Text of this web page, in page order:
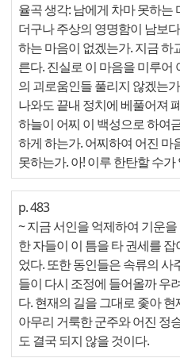
율곡 생각: 남에게 차마 못하
더구나 주상의 영명함이 남보
하는 마음이 없겠는가. 지금
른다. 진실로 이 마음을 미루어
의 괴로움인들 풀리지 않겠는
나와도 끝내 정치에 베풀어져
하늘이 어찌 이 백성으로 하여
하게 하는가. 어찌하여 어진 마
못하는가. 아! 이루 한탄할 수가
p. 483
~ 지금 서인을 억제하여 기운
한 자들이 이 틈을 타 권세를
었다. 또한 동인들은 속류의
들이 다시 조정에 들어올까 우
다. 현재의 길을 그대로 좇아
아무리 거룩한 군주와 어진 정
도 결국 되지 않을 것이다.